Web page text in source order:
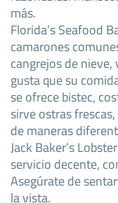
más.
Florida’s Seafood
camarones
cangrejos de nieve,
gusta que su
se ofrece bistec,
sirve ostras
de maneras
Jack Baker’s
servicio decente,
Asegúrate de
la vista.